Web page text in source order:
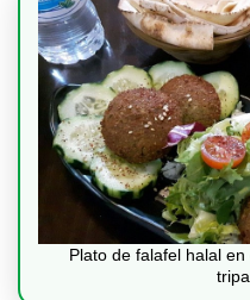
Plato de falafel halal